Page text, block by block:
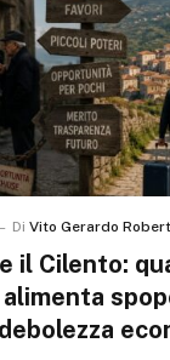
Di Vito Gerardo
il Cilento: